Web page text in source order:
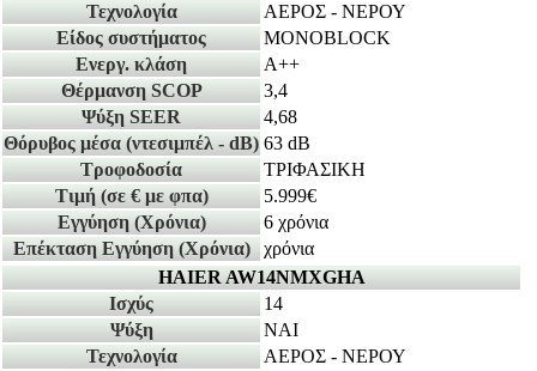
Τεχνολογία
ΑΕΡΟΣ - ΝΕΡΟΥ
Είδος συστήματος
MONOBLOCK
Ενεργ. κλάση
A++
Θέρμανση SCOP
3,4
Ψύξη SEER
4,68
Θόρυβος μέσα (ντεσιμπέλ - dB) 63 dB
Τροφοδοσία
ΤΡΙΦΑΣΙΚΗ
Τιμή (σε € με φπα)
5.999€
Εγγύηση (Χρόνια)
6 χρόνια
Επέκταση Εγγύηση (Χρόνια)
χρόνια
HAIER AW14NMXGHA
Ισχύς
14
Ψύξη
ΝΑΙ
Τεχνολογία
ΑΕΡΟΣ - ΝΕΡΟΥ